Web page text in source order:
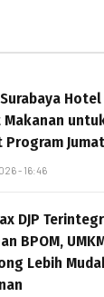
Surabaya
Makanan
Program
- 16:46
DJP
BPOM,
Lebih